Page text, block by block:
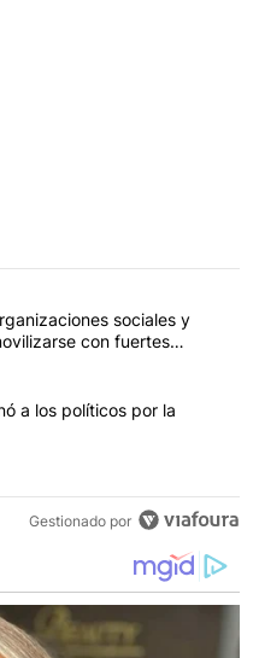
más comentarios en los
"San Cayetano 2026:
sociales y
con fuertes
"García Cuerva cuestionó
a los políticos por la
Gestionado por